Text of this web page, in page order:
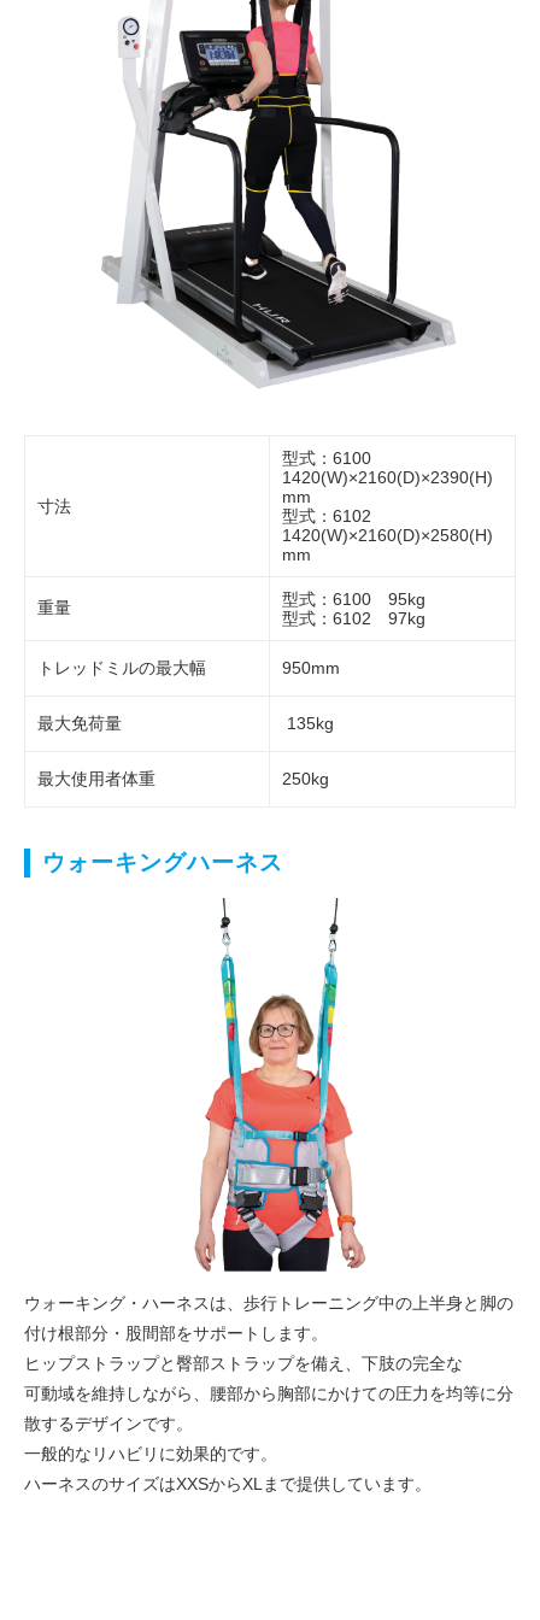
寸法
型式：6100
1420(W)×2160(D)×2390(H)
mm
型式：6102
1420(W)×2160(D)×2580(H)
mm
重量
型式：6100 95kg
型式：6102 97kg
トレッドミルの最大幅 950mm
最大免荷量 135kg
最大使用者体重 250kg
ウォーキングハーネス
ウォーキング・ハーネスは、歩行トレーニング中の上半身と脚の
付け根部分・股間部をサポートします。
ヒップストラップと臀部ストラップを備え、下肢の完全な
可動域を維持しながら、腰部から胸部にかけての圧力を均等に分
散するデザインです。
一般的なリハビリに効果的です。
ハーネスのサイズはXXSからXLまで提供しています。